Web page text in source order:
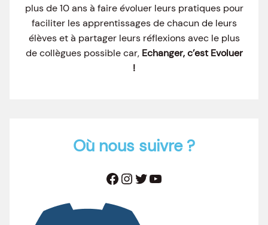
plus de 10 ans à faire évoluer leurs pratiques pour
faciliter les apprentissages de chacun de leurs
élèves et à partager leurs réflexions avec le plus
de collègues possible car, Echanger, c’est Evoluer
!
Où nous suivre ?
Facebook Instagram Twitter YouTube